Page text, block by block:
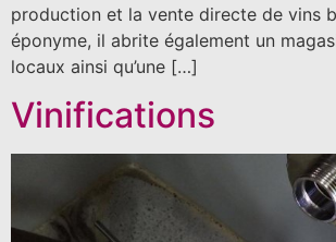
production et la vente directe de vins
éponyme, il abrite également un
locaux ainsi qu’une […]
Vinifications